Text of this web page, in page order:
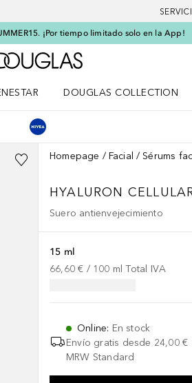
¡Por tiempo limitado solo en la App!
A Douglas Home
DOUGLAS COLLECTION
Homepage Facial Sérums
HYALURON
Suero antienvejecimiento
15 ml
66,60 € / 100 ml Total IVA
Online: En stock
Envío gratis desde 24,00 €
MRW Standard